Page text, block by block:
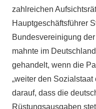
zahlreichen
Hauptgeschäftsführer
Bundesvereinigung
mahnte im
gehandelt, wenn die
„weiter den
darauf, dass die
Rüstungsausgaben